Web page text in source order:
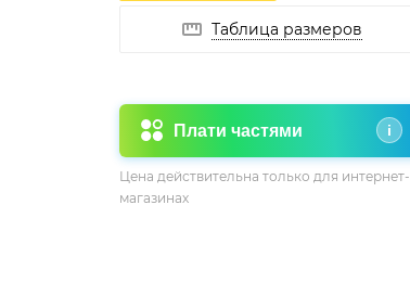
Таблица размеров
Плати частями i
Цена действительна только для
магазинах